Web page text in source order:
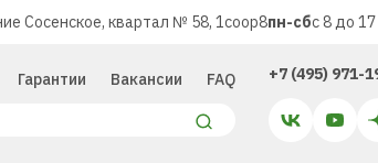
Сосенское, квартал № 58, 1соор8пн-сбс 8 до 17
Гарантии Вакансии FAQ +7 (495) 971-